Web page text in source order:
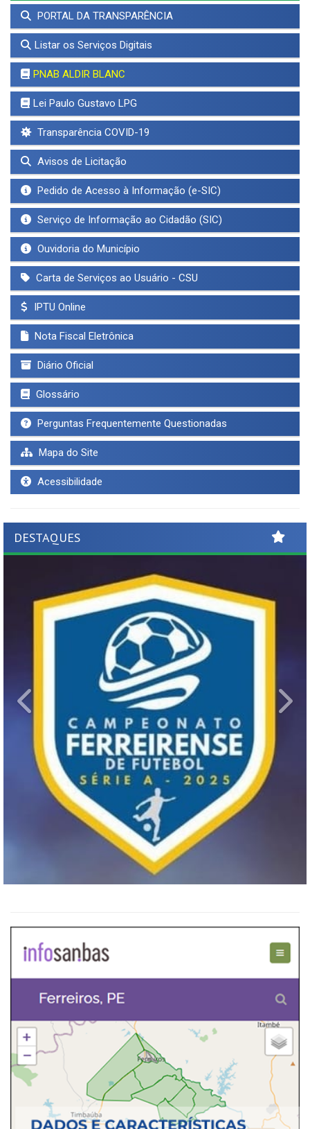
PORTAL DA TRANSPARÊNCIA
Listar os Serviços Digitais
PNAB ALDIR BLANC
Lei Paulo Gustavo LPG
Transparência COVID-19
Avisos de Licitação
Pedido de Acesso à Informação (e-SIC)
Serviço de Informação ao Cidadão (SIC)
Ouvidoria do Município
Carta de Serviços ao Usuário - CSU
IPTU Online
Nota Fiscal Eletrônica
Diário Oficial
Glossário
Perguntas Frequentemente Questionadas
Mapa do Site
Acessibilidade
DESTAQUES